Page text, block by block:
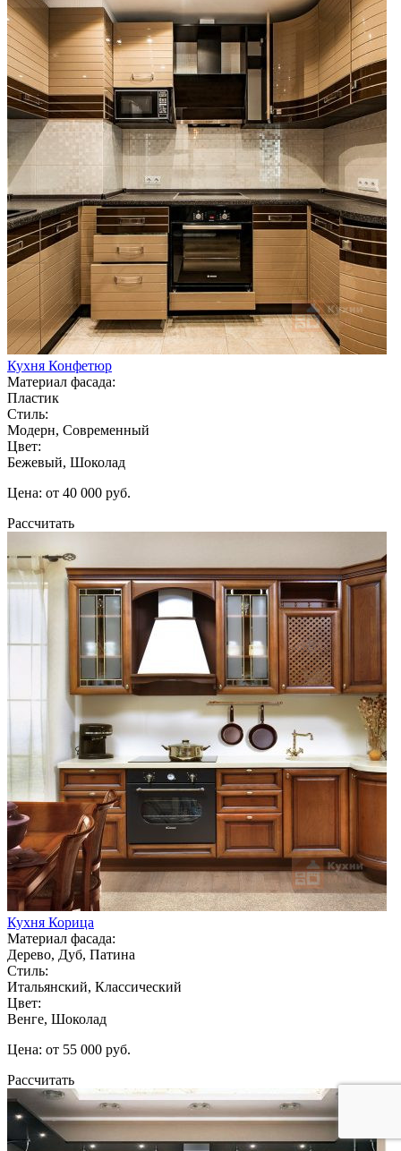
Кухня Конфетюр
Материал фасада:
Пластик
Стиль:
Модерн, Современный
Цвет:
Бежевый, Шоколад
Цена: от 40 000 руб.
Рассчитать
Кухня Корица
Материал фасада:
Дерево, Дуб, Патина
Стиль:
Итальянский, Классический
Цвет:
Венге, Шоколад
Цена: от 55 000 руб.
Рассчитать